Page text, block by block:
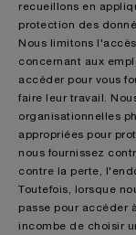
recueillons en
protection des
Nous limitons
concernant aux
accéder pour vous
faire leur travail.
organisationnelles
appropriées pour
nous fournissez
contre la perte,
Toutefois, lorsque
passe pour accéder
incombe de choisir